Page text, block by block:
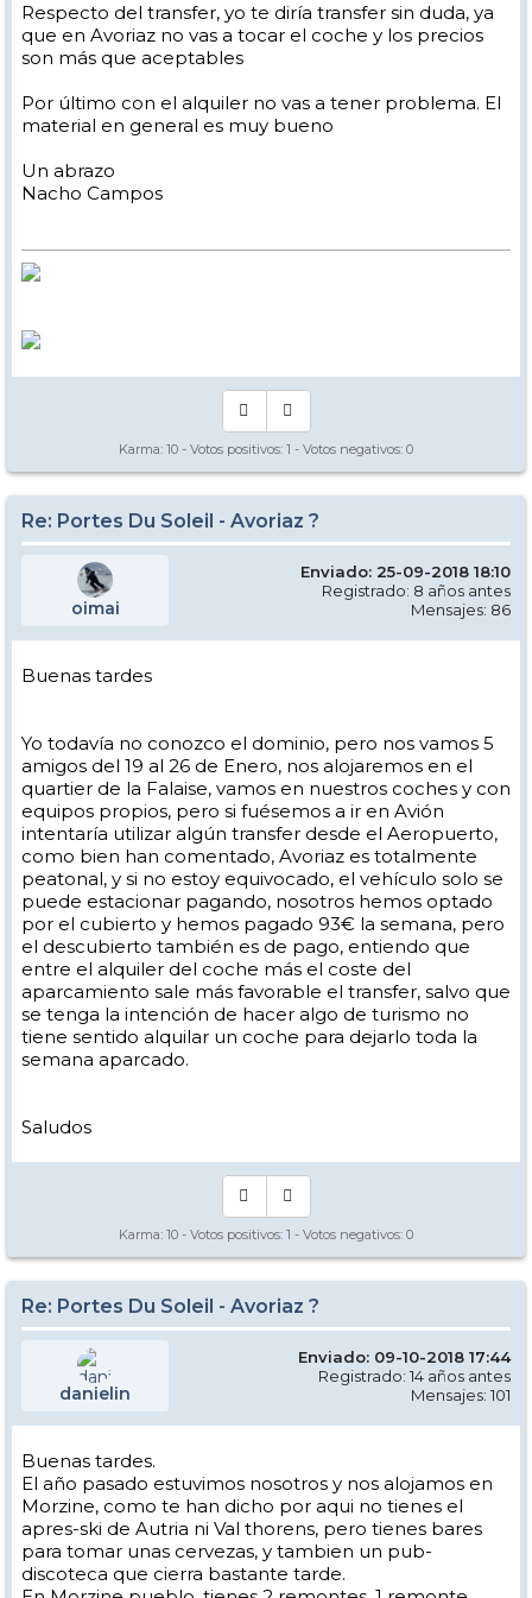
Respecto del transfer, yo te diría transfer sin duda, ya
que en Avoriaz no vas a tocar el coche y los precios
son más que aceptables
Por último con el alquiler no vas a tener problema. El
material en general es muy bueno
Un abrazo
Nacho Campos
Karma: 10 - Votos positivos: 1 - Votos negativos: 0
Re: Portes Du Soleil - Avoriaz ?
oimai
Enviado: 25-09-2018 18:10
Registrado: 8 años antes
Mensajes: 86
Buenas tardes
Yo todavía no conozco el dominio, pero nos vamos 5
amigos del 19 al 26 de Enero, nos alojaremos en el
quartier de la Falaise, vamos en nuestros coches y con
equipos propios, pero si fuésemos a ir en Avión
intentaría utilizar algún transfer desde el Aeropuerto,
como bien han comentado, Avoriaz es totalmente
peatonal, y si no estoy equivocado, el vehículo solo se
puede estacionar pagando, nosotros hemos optado
por el cubierto y hemos pagado 93€ la semana, pero
el descubierto también es de pago, entiendo que
entre el alquiler del coche más el coste del
aparcamiento sale más favorable el transfer, salvo que
se tenga la intención de hacer algo de turismo no
tiene sentido alquilar un coche para dejarlo toda la
semana aparcado.
Saludos
Karma: 10 - Votos positivos: 1 - Votos negativos: 0
Re: Portes Du Soleil - Avoriaz ?
danielin
Enviado: 09-10-2018 17:44
Registrado: 14 años antes
Mensajes: 101
Buenas tardes.
El año pasado estuvimos nosotros y nos alojamos en
Morzine, como te han dicho por aqui no tienes el
apres-ski de Autria ni Val thorens, pero tienes bares
para tomar unas cervezas, y tambien un pub-
discoteca que cierra bastante tarde.